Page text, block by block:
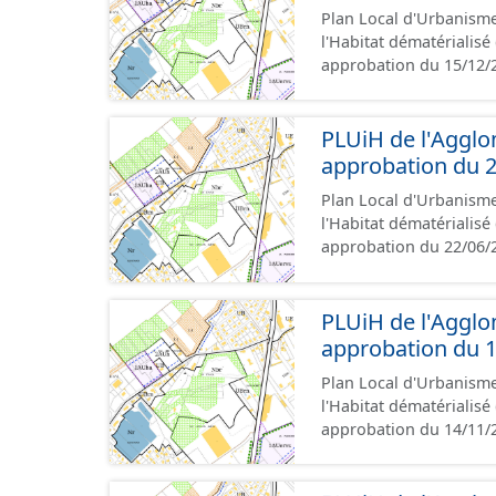
Plan Local
l'Habitat dématérialisé
approbation du 15/12/
administratives, le
graphiques, les
l'attention portée à la
documents papiers
PLUiH de
approbation du
Plan Local
l'Habitat dématérialisé
approbation du 22/06/
administratives, le
graphiques, les
l'attention portée à la
documents papiers
PLUiH de
approbation du
Plan Local
l'Habitat dématérialisé
approbation du 14/11/